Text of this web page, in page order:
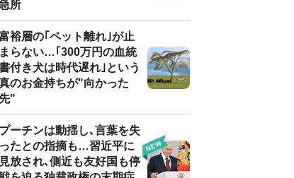
所
裕層の｢ペット離れ｣が止
まらない…｢300万円の血統
付き犬は時代遅れ｣という
のお金持ちが"向かった
先"
プーチンは動揺し､言葉を失
ったとの指摘も…習近平に
見放され､側近も友好国も停